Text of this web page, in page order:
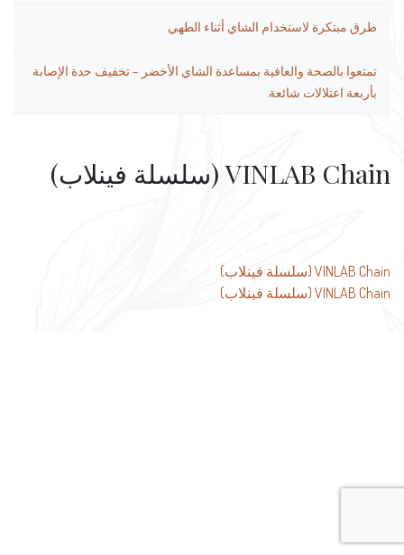
طرق مبتكرة لاستخدام الشاي أثناء الطهي
تمتعوا بالصحة والعافية بمساعدة الشاي الأخضر – تخفيف حدة الإصابة
بأربعة اعتلالات شائعة.
VINLAB Chain (سلسلة فينلاب)
تصفّح
المقالات
VINLAB Chain (سلسلة فينلاب)
VINLAB Chain (سلسلة فينلاب)